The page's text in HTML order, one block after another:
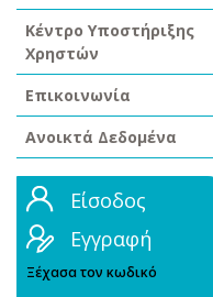
Κέντρο Υποστήριξης
Χρηστών
Επικοινωνία
Ανοικτά Δεδομένα
Είσοδος
Εγγραφή
Ξέχασα τον κωδικό